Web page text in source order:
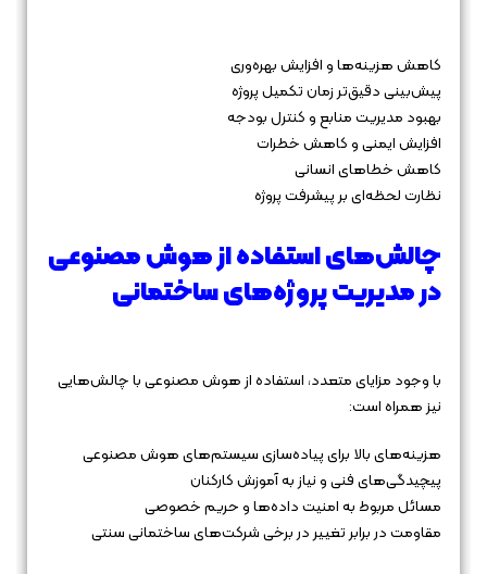
کاهش هزینه‌ها و افزایش بهره‌وری
پیش‌بینی دقیق‌تر زمان تکمیل پروژه
بهبود مدیریت منابع و کنترل بودجه
افزایش ایمنی و کاهش خطرات
کاهش خطاهای انسانی
نظارت لحظه‌ای بر پیشرفت پروژه
چالش‌های استفاده از هوش مصنوعی
در مدیریت پروژه‌های ساختمانی
با وجود مزایای متعدد، استفاده از هوش مصنوعی با چالش‌هایی
نیز همراه است:
هزینه‌های بالا برای پیاده‌سازی سیستم‌های هوش مصنوعی
پیچیدگی‌های فنی و نیاز به آموزش کارکنان
مسائل مربوط به امنیت داده‌ها و حریم خصوصی
مقاومت در برابر تغییر در برخی شرکت‌های ساختمانی سنتی